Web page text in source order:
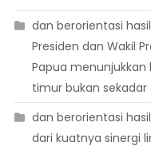
dan berorientasi
Presiden dan Wakil
Papua
timur bukan
dan berorientasi
dari kuatnya sinergi